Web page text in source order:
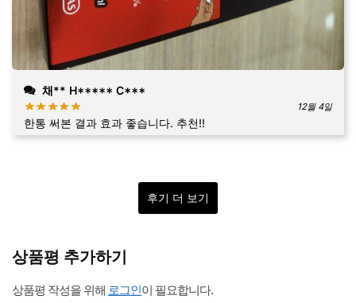
채** H***** C***
12월 4일
한통 써본 결과 효과 좋습니다. 추천!!
후기 더 보기
상품평 추가하기
상품평 작성을 위해 로그인이 필요합니다.